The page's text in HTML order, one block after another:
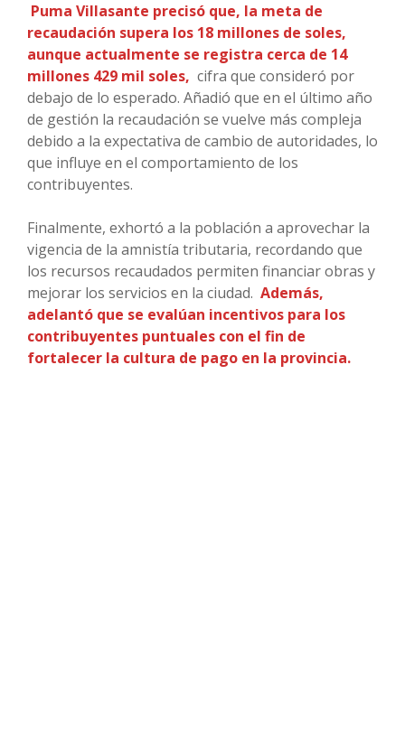
Puma Villasante precisó que, la meta de
recaudación supera los 18 millones de soles,
aunque actualmente se registra cerca de 14
millones 429 mil soles, cifra que consideró por
debajo de lo esperado. Añadió que en el último año
de gestión la recaudación se vuelve más compleja
debido a la expectativa de cambio de autoridades, lo
que influye en el comportamiento de los
contribuyentes.
Finalmente, exhortó a la población a aprovechar la
vigencia de la amnistía tributaria, recordando que
los recursos recaudados permiten financiar obras y
mejorar los servicios en la ciudad. Además,
adelantó que se evalúan incentivos para los
contribuyentes puntuales con el fin de
fortalecer la cultura de pago en la provincia.